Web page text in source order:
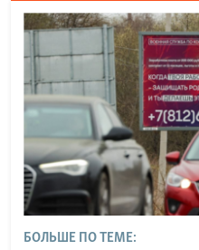
БОЛЬШЕ ПО ТЕМЕ: